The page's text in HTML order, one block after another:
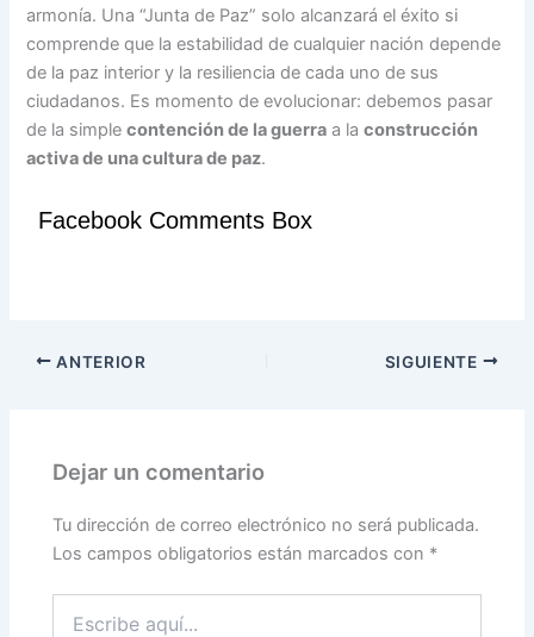
armonía. Una “Junta de Paz” solo alcanzará el éxito si
comprende que la estabilidad de cualquier nación depende
de la paz interior y la resiliencia de cada uno de sus
ciudadanos. Es momento de evolucionar: debemos pasar
de la simplecontención de la guerra a laconstrucción
activa de una cultura de paz.
Facebook Comments Box
ANTERIOR SIGUIENTE
Dejar un comentario
Tu dirección de correo electrónico no será publicada.
Los campos obligatorios están marcados con *
aquí...